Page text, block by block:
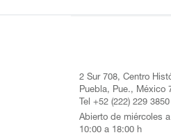
2 Sur 708, Centro
Puebla, Pue., México
Tel +52 (222) 229 3850
Abierto de miércoles
10:00 a 18:00 h